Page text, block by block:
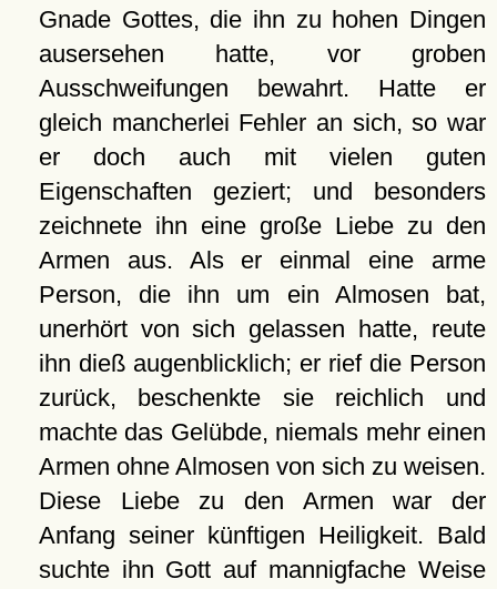
Gnade Gottes, die ihn zu hohen Dingen
ausersehen hatte, vor groben
Ausschweifungen bewahrt. Hatte er
gleich mancherlei Fehler an sich, so war
er doch auch mit vielen guten
Eigenschaften geziert; und besonders
zeichnete ihn eine große Liebe zu den
Armen aus. Als er einmal eine arme
Person, die ihn um ein Almosen bat,
unerhört von sich gelassen hatte, reute
ihn dieß augenblicklich; er rief die Person
zurück, beschenkte sie reichlich und
machte das Gelübde, niemals mehr einen
Armen ohne Almosen von sich zu weisen.
Diese Liebe zu den Armen war der
Anfang seiner künftigen Heiligkeit. Bald
suchte ihn Gott auf mannigfache Weise